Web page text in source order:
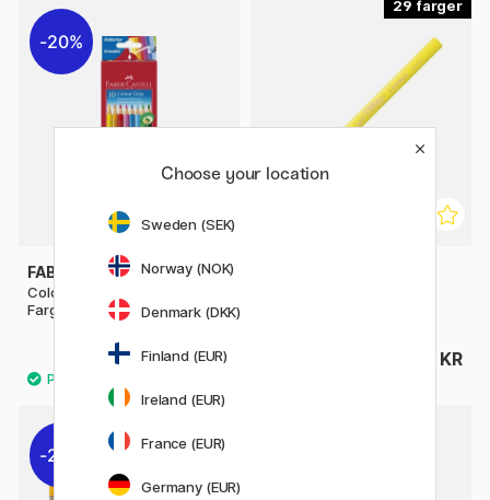
20%
FABER-CASTELL
Colour Grip Erasable
Fargeblyanter - Set of 10
148 KR
185 KR
29
34 KR
20%
Choose your location
Sweden (SEK)
Norway (NOK)
Denmark (DKK)
Finland (EUR)
Ireland (EUR)
France (EUR)
Germany (EUR)